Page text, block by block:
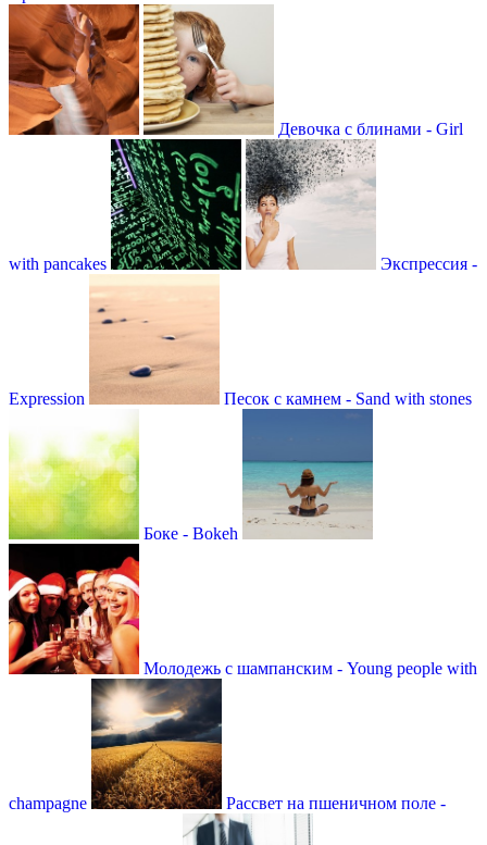
Девочка с блинами - Girl
with pancakes Экспрессия -
Expression Песок с камнем - Sand with stones
Боке - Bokeh
Молодежь с шампанским - Young people with
champagne Рассвет на пшеничном поле -